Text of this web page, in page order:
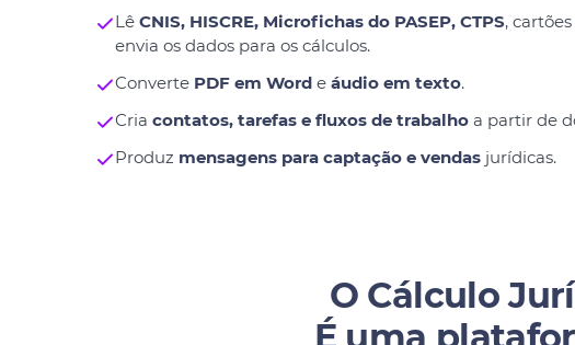
Lê CNIS, HISCRE, Microfichas do PASEP, CTPS,
envia os dados para os cálculos.
Converte PDF em Worde áudio em texto.
Cria contatos, tarefas e fluxos de trabalhoa partir de
Produz mensagens para captação e vendasjurídicas.
O Cálculo